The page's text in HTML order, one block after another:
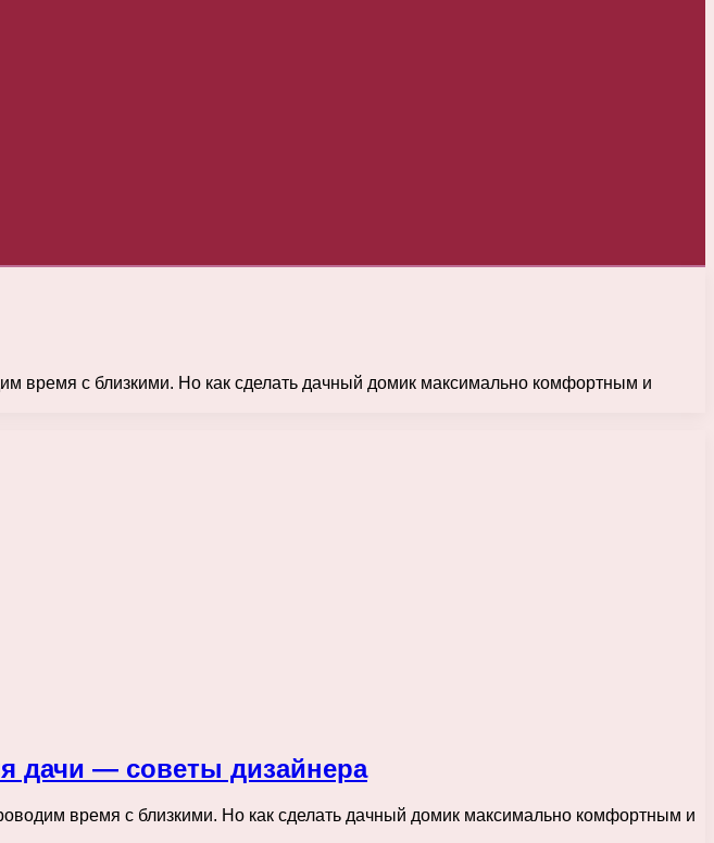
время с близкими. Но как сделать дачный домик максимально комфортным и
дачи — советы дизайнера
время с близкими. Но как сделать дачный домик максимально комфортным и